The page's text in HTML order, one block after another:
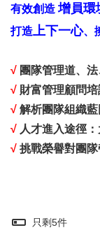
有效創造增員環
打造 上下一心、
√ 團隊管理道、
√ 財富管理顧問
√ 解析團隊組織
√ 人才進入途徑
√ 挑戰榮譽對團
只剩5件